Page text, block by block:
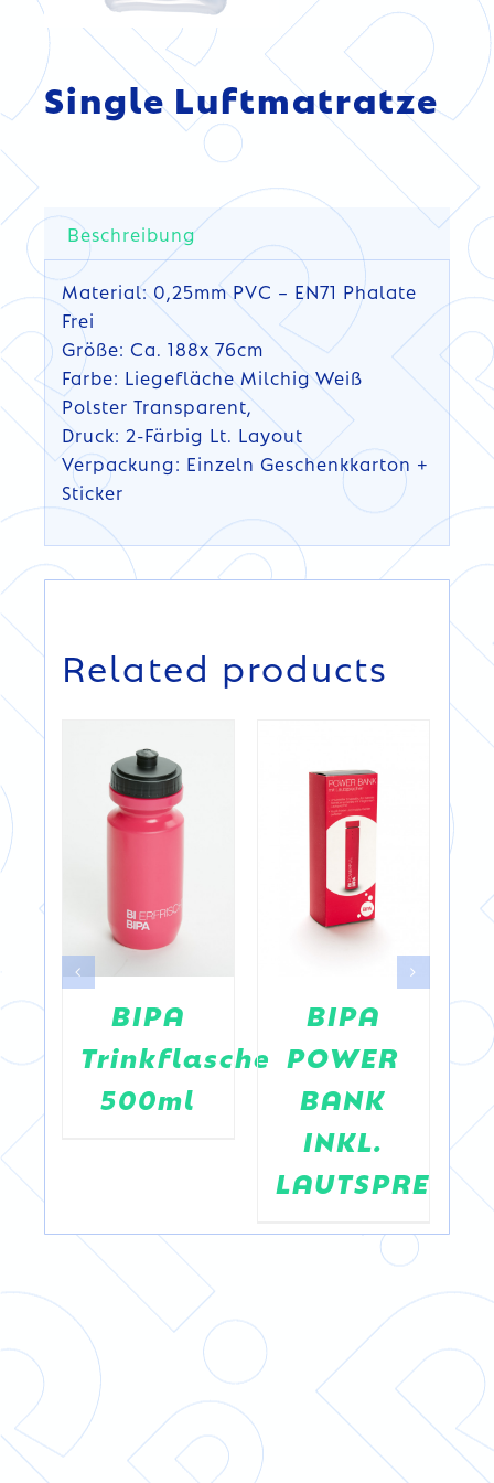
Single Luftmatratze
Beschreibung
Material: 0,25mm PVC – EN71 Phalate
Frei
Größe: Ca. 188x 76cm
Farbe: Liegefläche Milchig Weiß
Polster Transparent,
Druck: 2-Färbig Lt. Layout
Verpackung: Einzeln Geschenkkarton +
Sticker
Related products
BIPA
Trinkflasche
500ml
BIPA
POWER
BANK
INKL.